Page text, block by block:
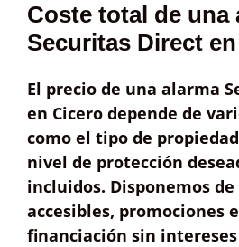
Coste total de una
Securitas Direct
El precio de una alarma
en Cicero depende de
como el tipo de propiedad
nivel de protección
incluidos. Disponemos de
accesibles, promociones
financiación sin intereses